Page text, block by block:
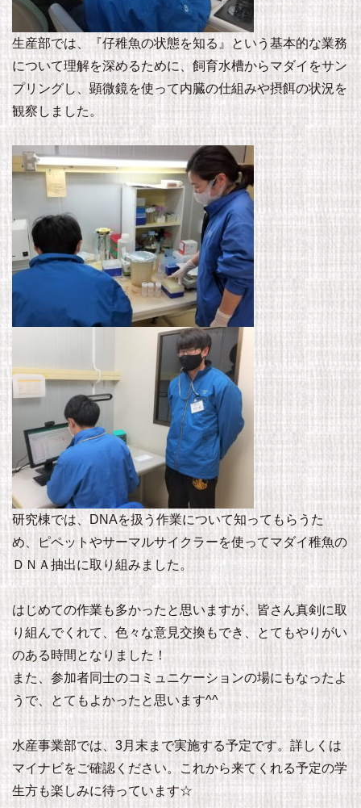
生産部では、『仔稚魚の状態を知る』という基本的な業務
について理解を深めるために、飼育水槽からマダイをサン
プリングし、顕微鏡を使って内臓の仕組みや摂餌の状況を
観察しました。
研究棟では、DNAを扱う作業について知ってもらうた
め、ピペットやサーマルサイクラーを使ってマダイ稚魚の
ＤＮＡ抽出に取り組みました。
はじめての作業も多かったと思いますが、皆さん真剣に取
り組んでくれて、色々な意見交換もでき、とてもやりがい
のある時間となりました！
また、参加者同士のコミュニケーションの場にもなったよ
うで、とてもよかったと思います^^
水産事業部では、3月末まで実施する予定です。詳しくは
マイナビをご確認ください。これから来てくれる予定の学
生方も楽しみに待っています☆